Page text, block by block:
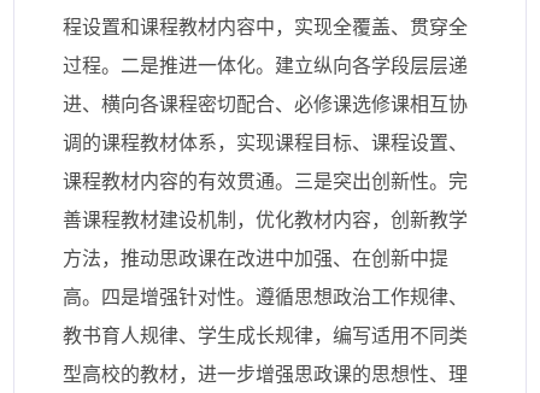
程设置和课程教材内容中，实现全覆盖、贯穿全
过程。二是推进一体化。建立纵向各学段层层递
进、横向各课程密切配合、必修课选修课相互协
调的课程教材体系，实现课程目标、课程设置、
课程教材内容的有效贯通。三是突出创新性。完
善课程教材建设机制，优化教材内容，创新教学
方法，推动思政课在改进中加强、在创新中提
高。四是增强针对性。遵循思想政治工作规律、
教书育人规律、学生成长规律，编写适用不同类
型高校的教材，进一步增强思政课的思想性、理